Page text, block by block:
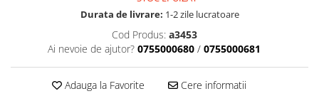
Bauturi italiene
Bere italiana
Bauturi aperitive, alcoolice
Durata de livrare: 1-2 zile lucratoare
Cod Produs: a3453
Ai nevoie de ajutor? 0755000680 / 0755000681
Adauga la Favorite Cere informatii